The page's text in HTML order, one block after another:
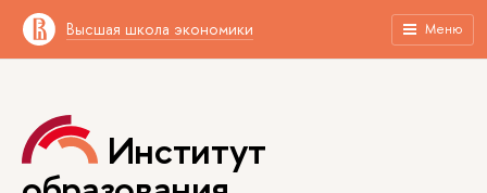
Высшая школа экономики Меню
Институт